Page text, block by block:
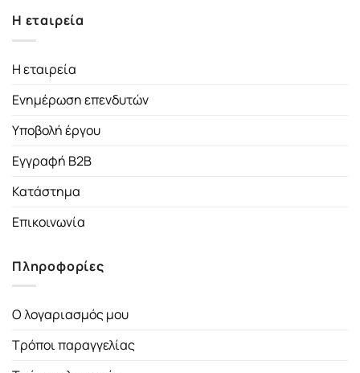
Η εταιρεία
Η εταιρεία
Ενημέρωση επενδυτών
Υποβολή έργου
Εγγραφή B2B
Κατάστημα
Επικοινωνία
Πληροφορίες
Ο λογαριασμός μου
Τρόποι παραγγελίας